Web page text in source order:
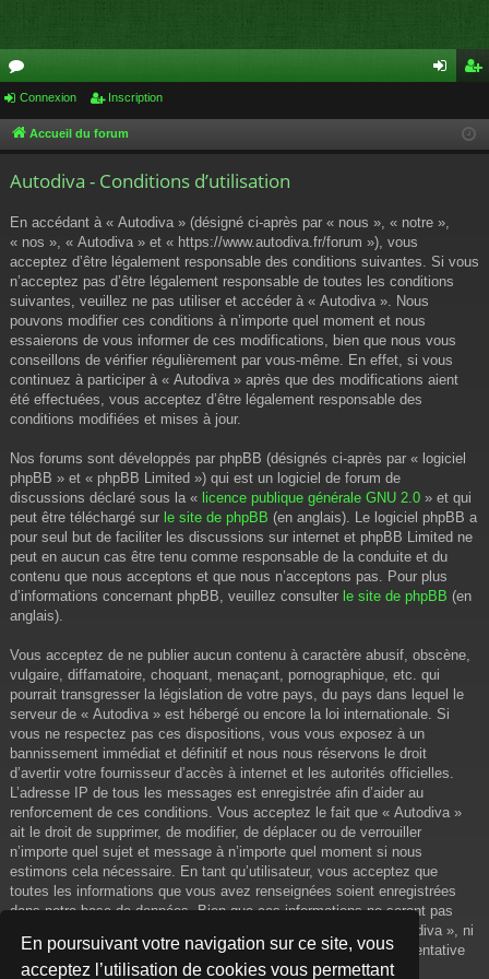
En poursuivant votre navigation sur ce site, vous
acceptez l’utilisation de cookies vous permettant
or
u cri
Connexion Inscription
Accueil du forum
Autodiva - Conditions d’utilisation
En accédant à « Autodiva » (désigné ci-après par « nous », « notre »,
« nos », « Autodiva » et « https://www.autodiva.fr/forum »), vous
acceptez d’être légalement responsable des conditions suivantes. Si vous
n’acceptez pas d’être légalement responsable de toutes les conditions
suivantes, veuillez ne pas utiliser et accéder à « Autodiva ». Nous
pouvons modifier ces conditions à n’importe quel moment et nous
essaierons de vous informer de ces modifications, bien que nous vous
conseillons de vérifier régulièrement par vous-même. En effet, si vous
continuez à participer à « Autodiva » après que des modifications aient
été effectuées, vous acceptez d’être légalement responsable des
conditions modifiées et mises à jour.
Nos forums sont développés par phpBB (désignés ci-après par « logiciel
phpBB » et « phpBB Limited ») qui est un logiciel de forum de
discussions déclaré sous la « licence publique générale GNU 2.0 » et qui
peut être téléchargé sur le site de phpBB (en anglais). Le logiciel phpBB a
pour seul but de faciliter les discussions sur internet et phpBB Limited ne
peut en aucun cas être tenu comme responsable de la conduite et du
contenu que nous acceptons et que nous n’acceptons pas. Pour plus
d’informations concernant phpBB, veuillez consulter le site de phpBB (en
anglais).
Vous acceptez de ne publier aucun contenu à caractère abusif, obscène,
vulgaire, diffamatoire, choquant, menaçant, pornographique, etc. qui
pourrait transgresser la législation de votre pays, du pays dans lequel le
serveur de « Autodiva » est hébergé ou encore la loi internationale. Si
vous ne respectez pas ces dispositions, vous vous exposez à un
bannissement immédiat et définitif et nous nous réservons le droit
d’avertir votre fournisseur d’accès à internet et les autorités officielles.
L’adresse IP de tous les messages est enregistrée afin d’aider au
renforcement de ces conditions. Vous acceptez le fait que « Autodiva »
ait le droit de supprimer, de modifier, de déplacer ou de verrouiller
n’importe quel sujet et message à n’importe quel moment si nous
estimons cela nécessaire. En tant qu’utilisateur, vous acceptez que
toutes les informations que vous avez renseignées soient enregistrées
dans notre base de données. Bien que ces informations ne seront pas
diffusées à une tierce partie sans votre consentement, ni « Autodiva », ni
phpBB, ne pourront être tenus comme responsables en cas de tentative
de piratage informatique visant à compromettre vos données.